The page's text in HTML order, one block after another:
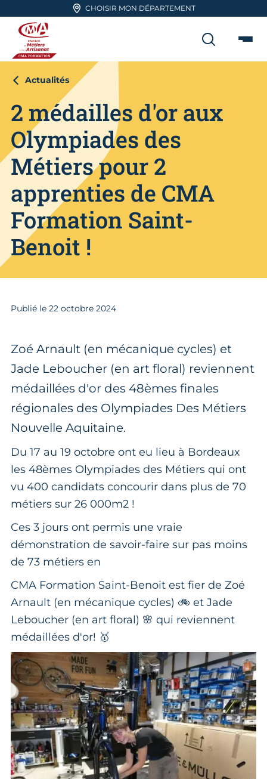
Aller en haut de pageCHOISIR MON DÉPARTEMENT
CMA FORMATION
Actualités
2 médailles d'or aux
Olympiades des
Métiers pour 2
apprenties de CMA
Formation Saint-
Benoit !
Publié le 22 octobre 2024
Zoé Arnault (en mécanique cycles) et
Jade Leboucher (en art floral) reviennent
médaillées d'or des 48èmes finales
régionales des Olympiades Des Métiers
Nouvelle Aquitaine.
Du 17 au 19 octobre ont eu lieu à Bordeaux
les 48èmes Olympiades des Métiers qui ont
vu 400 candidats concourir dans plus de 70
métiers sur 26 000m2 !
Ces 3 jours ont permis une vraie
démonstration de savoir-faire sur pas moins
de 73 métiers en
CMA Formation Saint-Benoit est fier de Zoé
Arnault (en mécanique cycles) 🚲 et Jade
Leboucher (en art floral) 🌸 qui reviennent
médaillées d'or! 🥇